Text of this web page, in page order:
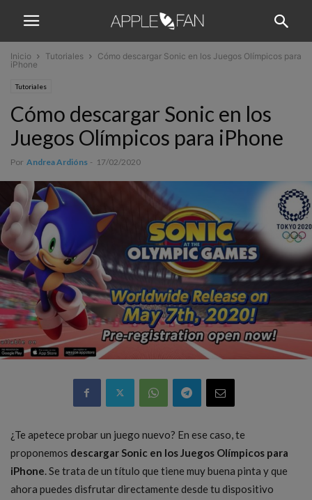
Inicio Tutoriales
Cómo descargar Sonic en los Juegos Olímpicos para
iPhone
Tutoriales
Cómo descargar Sonic en los
Juegos Olímpicos para iPhone
Por Andrea Ardións - 17/02/2020
¿Te apetece probar un juego nuevo? En ese caso, te
proponemos descargar Sonic en los Juegos Olímpicos para
iPhone . Se trata de un título que tiene muy buena pinta y que
ahora puedes disfrutar directamente desde tu dispositivo